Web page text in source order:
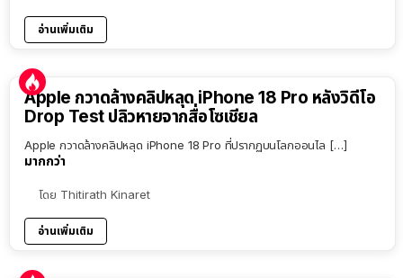
อ่านเพิ่มเติม
Apple กวาดล้างคลิปหลุด iPhone 18 Pro หลังวิดีโอ
Drop Test ปลิวหายจากสื่อโซเชียล
Apple กวาดล้างคลิปหลุด iPhone 18 Pro ที่ปรากฏบนโลกออนไล […]
มากกว่า
โดย Thitirath Kinaret
อ่านเพิ่มเติม